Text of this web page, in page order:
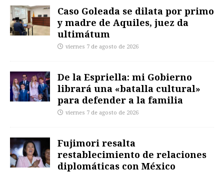
Caso Goleada se dilata por primo
y madre de Aquiles, juez da
ultimátum
viernes 7 de agosto de 2026
De la Espriella: mi Gobierno
librará una «batalla cultural»
para defender a la familia
viernes 7 de agosto de 2026
Fujimori resalta
restablecimiento de relaciones
diplomáticas con México